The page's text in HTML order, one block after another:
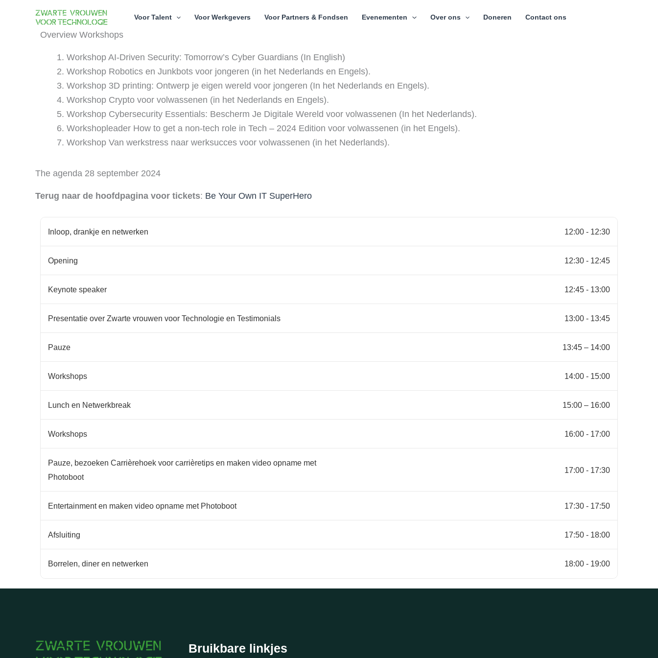
Voor Talent Voor Werkgevers Voor Partners & Fondsen Evenementen Over ons Doneren Contact ons
Overview Workshops
Workshop AI-Driven Security: Tomorrow’s Cyber Guardians (In English)
Workshop Robotics en Junkbots voor jongeren (in het Nederlands en Engels).
Workshop 3D printing: Ontwerp je eigen wereld voor jongeren (In het Nederlands en Engels).
Workshop Crypto voor volwassenen (in het Nederlands en Engels).
Workshop Cybersecurity Essentials: Bescherm Je Digitale Wereld voor volwassenen (In het Nederlands).
Workshopleader How to get a non-tech role in Tech – 2024 Edition voor volwassenen (in het Engels).
Workshop Van werkstress naar werksucces voor volwassenen (in het Nederlands).
The agenda 28 september 2024
Terug naar de hoofdpagina voor tickets: Be Your Own IT SuperHero
Inloop, drankje en netwerken 12:00 - 12:30
Opening 12:30 - 12:45
Keynote speaker 12:45 - 13:00
Presentatie over Zwarte vrouwen voor Technologie en Testimonials 13:00 - 13:45
Pauze 13:45 – 14:00
Workshops 14:00 - 15:00
Lunch en Netwerkbreak 15:00 – 16:00
Workshops 16:00 - 17:00
Pauze, bezoeken Carrièrehoek voor carrièretips en maken video opname met
Photoboot
17:00 - 17:30
Entertainment en maken video opname met Photoboot 17:30 - 17:50
Afsluiting 17:50 - 18:00
Borrelen, diner en netwerken 18:00 - 19:00
Bruikbare linkjes